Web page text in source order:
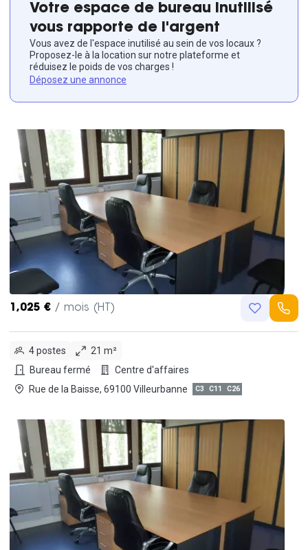
Votre espace de bureau inutilisé
vous rapporte de l'argent
Vous avez de l'espace inutilisé au sein de vos locaux ?
Proposez-le à la location sur notre plateforme et
réduisez le poids de vos charges !
Déposez une annonce
1,025 € / mois (HT)
4 postes
21 m²
Bureau fermé
Centre d'affaires
Rue de la Baisse, 69100 Villeurbanne
C3 C11 C26